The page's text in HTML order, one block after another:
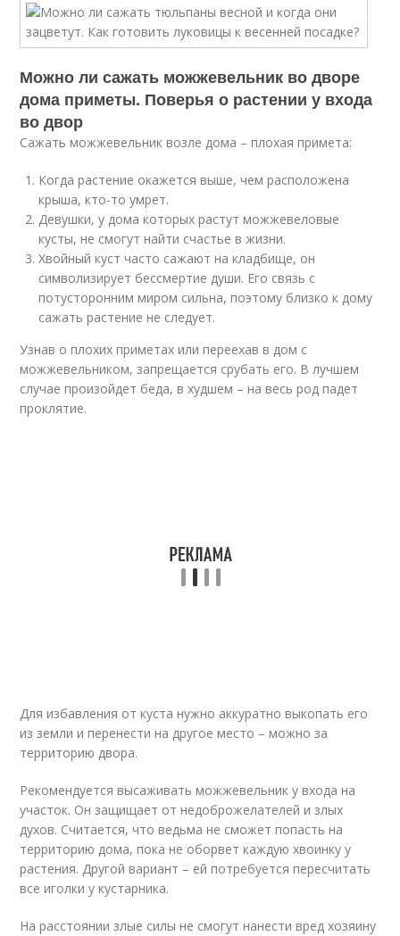
Можно ли сажать можжевельник во дворе
дома приметы. Поверья о растении у входа
во двор
Сажать можжевельник возле дома – плохая примета:
Когда растение окажется выше, чем расположена
крыша, кто-то умрет.
Девушки, у дома которых растут можжевеловые
кусты, не смогут найти счастье в жизни.
Хвойный куст часто сажают на кладбище, он
символизирует бессмертие души. Его связь с
потусторонним миром сильна, поэтому близко к дому
сажать растение не следует.
Узнав о плохих приметах или переехав в дом с
можжевельником, запрещается срубать его. В лучшем
случае произойдет беда, в худшем – на весь род падет
проклятие.
Для избавления от куста нужно аккуратно выкопать его
из земли и перенести на другое место – можно за
территорию двора.
Рекомендуется высаживать можжевельник у входа на
участок. Он защищает от недоброжелателей и злых
духов. Считается, что ведьма не сможет попасть на
территорию дома, пока не оборвет каждую хвоинку у
растения. Другой вариант – ей потребуется пересчитать
все иголки у кустарника.
На расстоянии злые силы не смогут нанести вред хозяину